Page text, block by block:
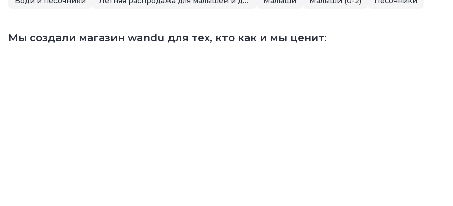
Мы создали магазин wandu для тех, кто как и мы ценит: